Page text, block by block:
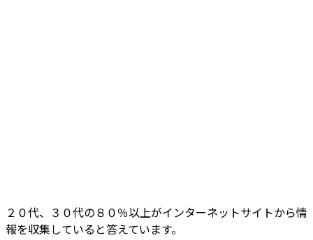
２０代、３０代の８０％以上がインターネットサイトから情
報を収集していると答えています。